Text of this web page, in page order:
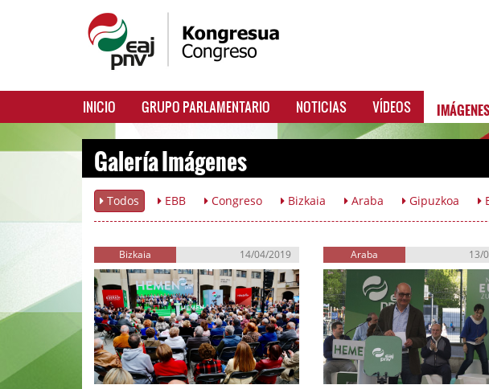
INICIO GRUPO PARLAMENTARIO NOTICIAS VÍDEOS IMÁGENES
Galería Imágenes
Todos EBB Congreso Bizkaia Araba Gipuzkoa
Bizkaia 14/04/2019 Araba 13/